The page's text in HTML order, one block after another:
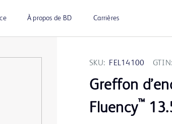
À propos de BD Carrières
SKU: FEL14100 GTIN:
Greffon
Fluency™